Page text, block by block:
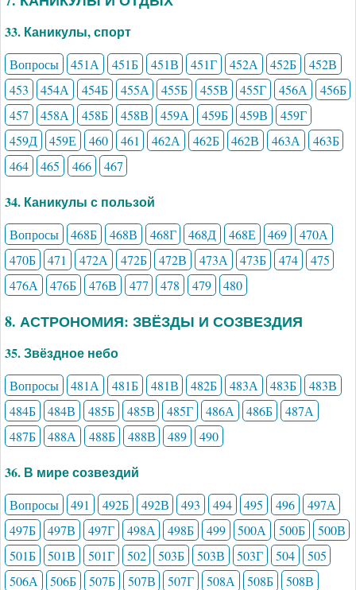
33. Каникулы, спорт
Вопросы 451А 451Б 451В 451Г 452А 452Б
452В
453
454А 454Б 455А 455Б 455В 455Г 456А
456Б
457
458А 458Б 458В 459А 459Б 459В
459Г
459Д
459Е 460 461 462А 462Б 462В 463А
463Б
464
465 466 467
34. Каникулы с пользой
Вопросы 468Б 468В 468Г 468Д 468Е 469
470А
470Б
471 472А 472Б 472В 473А 473Б 474
475
476А
476Б 476В 477 478 479 480
8. АСТРОНОМИЯ: ЗВЁЗДЫ И СОЗВЕЗДИЯ
35. Звёздное небо
Вопросы 481А 481Б 481В 482Б 483А 483Б
483В
484Б
484В 485Б 485В 485Г 486А 486Б
487А
487Б
488А 488Б 488В 489 490
36. В мире созвездий
Вопросы 491 492Б 492В 493 494 495 496
497А
497Б
497В 497Г 498А 498Б 499 500А 500Б
500В
501Б
501В 501Г 502 503Б 503В 503Г 504
505
506А
506Б 507Б 507В 507Г 508А 508Б
508В